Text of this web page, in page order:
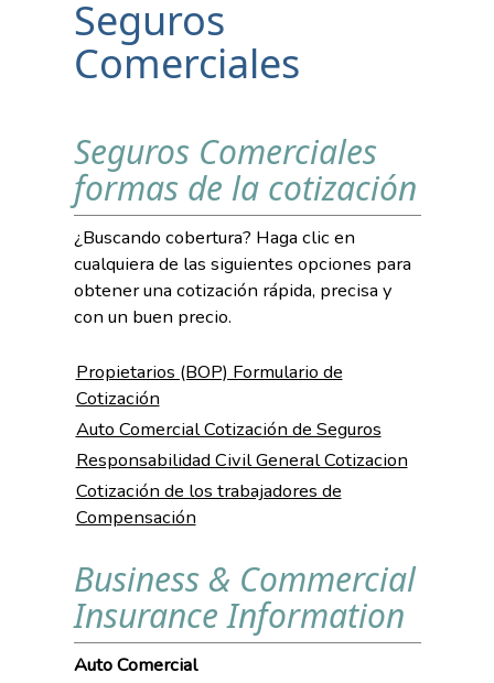
Seguros
Comerciales
Seguros Comerciales
formas de la cotización
¿Buscando cobertura? Haga clic en
cualquiera de las siguientes opciones para
obtener una cotización rápida, precisa y
con un buen precio.
Propietarios (BOP) Formulario de
Cotización
Auto Comercial Cotización de Seguros
Responsabilidad Civil General Cotizacion
Cotización de los trabajadores de
Compensación
Business & Commercial
Insurance Information
Auto Comercial